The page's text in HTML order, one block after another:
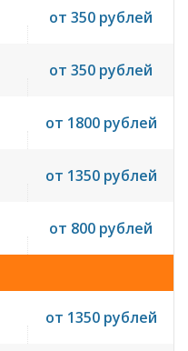
от 350 рублей
от 350 рублей
от 1800 рублей
от 1350 рублей
от 800 рублей
от 1350 рублей